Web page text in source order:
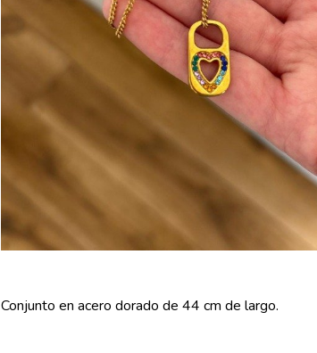
Conjunto en acero dorado de 44 cm de largo.